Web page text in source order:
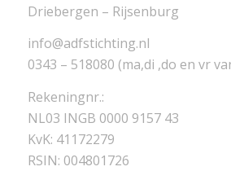
Driebergen – Rijsenburg
info@adfstichting.nl
0343 – 518080 (ma,di ,do en vr
Rekeningnr.:
NL03 INGB 0000 9157 43
KvK: 41172279
RSIN: 004801726